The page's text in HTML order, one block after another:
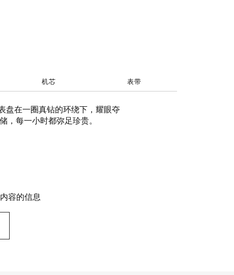
机芯 表带
盘在一圈真钻的环绕下，耀眼夺
每一小时都弥足珍贵。
容的信息